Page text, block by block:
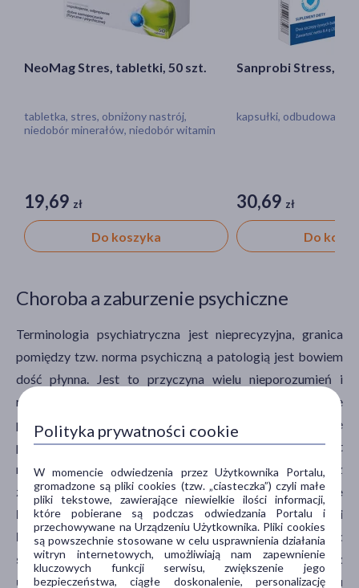
NeoMag Stres, tabletki, 50 szt.
tabletka, stres, obniżony nastrój,
niedobór minerałów, niedobór witamin
19,69 zł
Do koszyka
Sanprobi Stress,
kapsułki, odbudowa
30,69 zł
Do
Choroba a zaburzenie psychiczne
Terminologia psychiatryczna jest nieprecyzyjna, granica
pomiędzy tzw. norma psychiczną a patologią jest bowiem
dość płynna. Jest to przyczyna wielu nieporozumień i
niedopowiedzeń, czego przykładem są dwa podstawowe
pojęcia: „choroba psychiczna” oraz „zaburzenie
psychiczne”. Pierwszy z wymienionych terminów jest
nadużywany i często służy stygmatyzowaniu osób z
zaburzeniami psychicznymi.Warto mieć świadomość, że
Międzynarodowa Statystyczna Klasyfikacja Chorób i
Problemów Zdrowotnych ICD-10, czyli dokument
systematyzujący jednostki chorobowe zgodnie z
ustalonymi kryteriami, nie stosuje już terminu
Polityka prywatności cookie
W momencie odwiedzenia przez Użytkownika Portalu,
gromadzone są pliki cookies (tzw. „ciasteczka”) czyli małe
pliki tekstowe, zawierające niewielkie ilości informacji,
które pobierane są podczas odwiedzania Portalu i
przechowywane na Urządzeniu Użytkownika. Pliki cookies
są powszechnie stosowane w celu usprawnienia działania
witryn internetowych, umożliwiają nam zapewnienie
kluczowych funkcji serwisu, zwiększenie jego
bezpieczeństwa, ciągłe doskonalenie, personalizację